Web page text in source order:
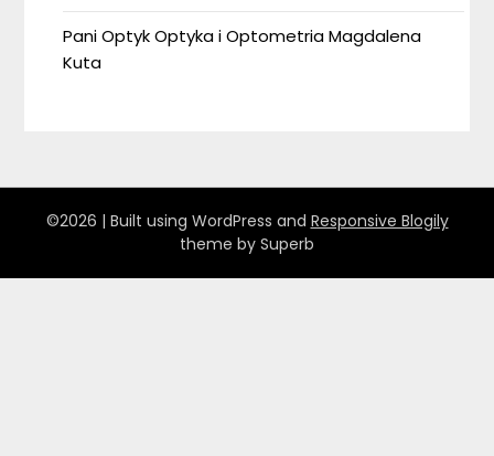
Pani Optyk Optyka i Optometria Magdalena
Kuta
©2026 | Built using WordPress and Responsive Blogily
theme by Superb